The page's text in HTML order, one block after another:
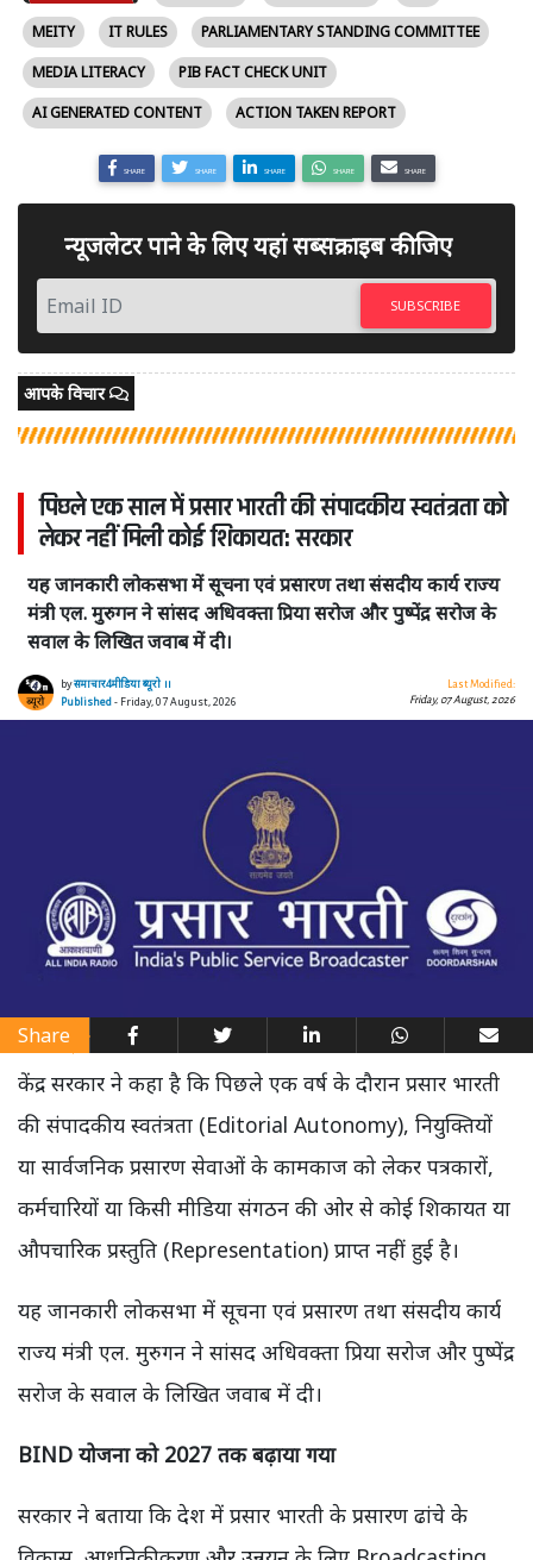
MEITY
IT RULES
PARLIAMENTARY STANDING COMMITTEE
MEDIA LITERACY
PIB FACT CHECK UNIT
AI GENERATED CONTENT
ACTION TAKEN REPORT
SHARE SHARE SHARE SHARE SHARE
न्यूजलेटर पाने के लिए यहां सब्सक्राइब कीजिए
SUBSCRIBE
आपके विचार
पिछले एक साल में प्रसार भारती की संपादकीय स्वतंत्रता को
लेकर नहीं मिली कोई शिकायत: सरकार
यह जानकारी लोकसभा में सूचना एवं प्रसारण तथा संसदीय कार्य राज्य
मंत्री एल. मुरुगन ने सांसद अधिवक्ता प्रिया सरोज और पुष्पेंद्र सरोज के
सवाल के लिखित जवाब में दी।
byसमाचार4मीडिया ब्यूरो ।।
Published- Friday, 07 August, 2026
Last Modified:
Friday, 07 August, 2026
Share
केंद्र सरकार ने कहा है कि पिछले एक वर्ष के दौरान प्रसार भारती
की संपादकीय स्वतंत्रता (Editorial Autonomy), नियुक्तियों
या सार्वजनिक प्रसारण सेवाओं के कामकाज को लेकर पत्रकारों,
कर्मचारियों या किसी मीडिया संगठन की ओर से कोई शिकायत या
औपचारिक प्रस्तुति (Representation) प्राप्त नहीं हुई है।
यह जानकारी लोकसभा में सूचना एवं प्रसारण तथा संसदीय कार्य
राज्य मंत्री एल. मुरुगन ने सांसद अधिवक्ता प्रिया सरोज और पुष्पेंद्र
सरोज के सवाल के लिखित जवाब में दी।
BIND योजना को 2027 तक बढ़ाया गया
सरकार ने बताया कि देश में प्रसार भारती के प्रसारण ढांचे के